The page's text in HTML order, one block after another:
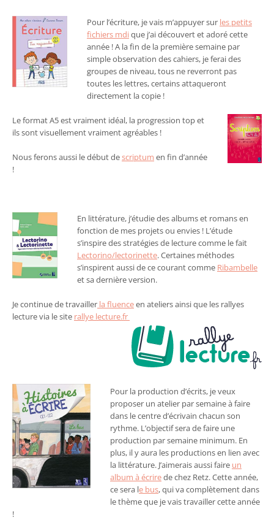
Pour l’écriture, je vais m’appuyer sur les petits
fichiers mdique j’ai découvert et adoré cette
année ! A la fin de la première semaine par
simple observation des cahiers, je ferai des
groupes de niveau, tous ne reverront pas
toutes les lettres, certains attaqueront
directement la copie !
Le format A5 est vraiment idéal, la progression top et
ils sont visuellement vraiment agréables !
Nous ferons aussi le début descriptum en fin d’année
!
En littérature, j’étudie des albums et romans en
fonction de mes projets ou envies ! L’étude
s’inspire des stratégies de lecture comme le fait
Lectorino/lectorinette. Certaines méthodes
s’inspirent aussi de ce courant comme Ribambelle
et sa dernière version.
Je continue de travailler la fluenceen ateliers ainsi que les rallyes
lecture via le site rallye lecture.fr
Pour la production d’écrits, je veux
proposer un atelier par semaine à faire
dans le centre d’écrivain chacun son
rythme. L’objectif sera de faire une
production par semaine minimum. En
plus, il y aura les productions en lien avec
la littérature. J’aimerais aussi faire un
album à écrirede chez Retz. Cette année,
ce sera le bus, qui va complètement dans
le thème que je vais travailler cette année
!